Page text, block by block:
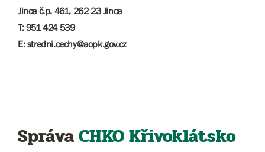
Jince č.p. 461, 262 23 Jince
T: 951 424 539
E: stredni.cechy@aopk.gov.cz
SprávaCHKO Křivoklátsko